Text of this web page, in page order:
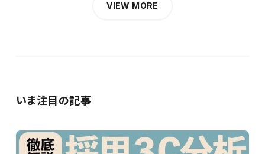
VIEW MORE
いま注目の記事